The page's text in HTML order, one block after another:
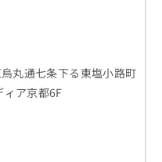
丸通七条下る東塩小路町
ア京都6F